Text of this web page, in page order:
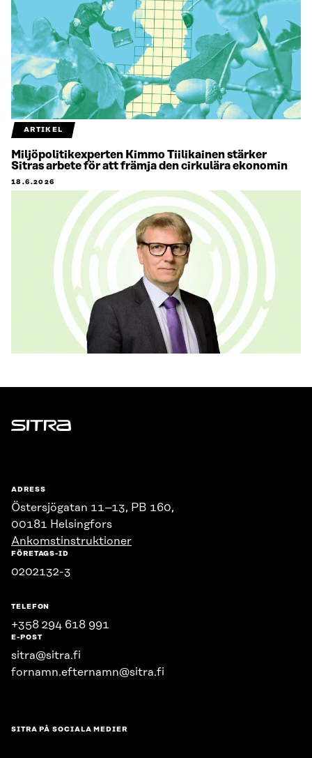
ARTIKEL
Miljöpolitikexperten Kimmo Tiilikainen stärker
Sitras arbete för att främja den cirkulära ekonomin
18.6.2026
Sitra
ADRESS
Östersjögatan 11–13, PB 160,
00181 Helsingfors
Ankomstinstruktioner
FÖRETAGS-ID
0202132-3
TELEFON
+358 294 618 991
E-POST
sitra@sitra.fi
fornamn.efternamn@sitra.fi
SITRA PÅ SOCIALA MEDIER